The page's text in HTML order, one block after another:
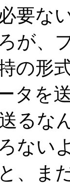
要な
が、
の形
タを
るな
ない
、ま